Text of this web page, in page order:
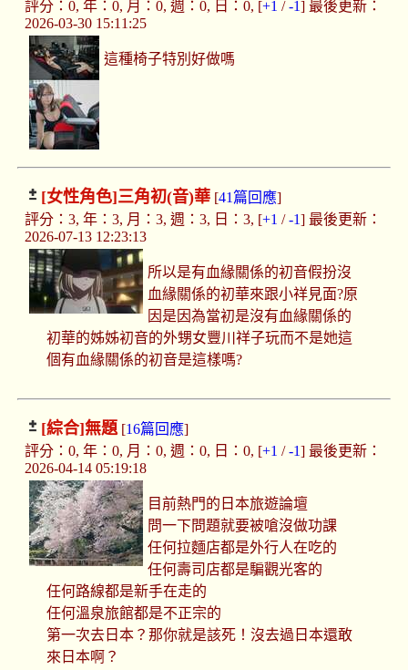
評分：0, 年：0, 月：0, 週：0, 日：0, [+1 /-1] 最後更新：
2026-03-30 15:11:25
這種椅子特別好做嗎
[女性角色]三角初(音)華[41篇回應]
評分：3, 年：3, 月：3, 週：3, 日：3, [+1 /-1] 最後更新：
2026-07-13 12:23:13
所以是有血緣關係的初音假扮沒
血緣關係的初華來跟小祥見面?原
因是因為當初是沒有血緣關係的
初華的姊姊初音的外甥女豐川祥子玩而不是她這
個有血緣關係的初音是這樣嗎?
[綜合]無題[16篇回應]
評分：0, 年：0, 月：0, 週：0, 日：0, [+1 /-1] 最後更新：
2026-04-14 05:19:18
目前熱門的日本旅遊論壇
問一下問題就要被嗆沒做功課
任何拉麵店都是外行人在吃的
任何壽司店都是騙觀光客的
任何路線都是新手在走的
任何溫泉旅館都是不正宗的
第一次去日本？那你就是該死！沒去過日本還敢
來日本啊？